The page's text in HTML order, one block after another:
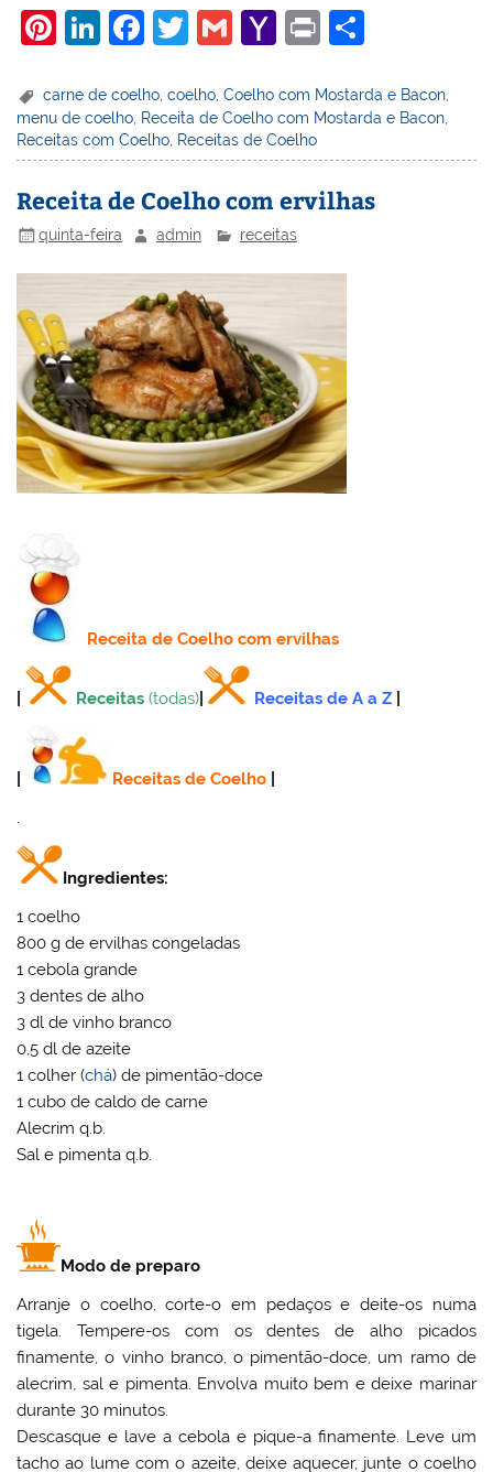
Pi
er
e
st
Li
k
e
dI
n
F
c
e
b
o
o
k
T
itt
er
G
ai
l
Y
h
o
o
M
ai
l
Pr
t
ar
e
carne de coelho ,coelho ,Coelho com Mostarda e Bacon
menu de coelho Receita de Coelho com Mostarda e Bacon
Receitas com Coelho Receitas de Coelho
Receita de Coelho com ervilhas
quinta-feira admin receitas
Receitade Coelho com ervilhas
Receitas (todas) Receitas de A a Z
Receitas de Coelho
.
Ingredientes:
1 coelho
800 g de ervilhas congeladas
1 cebola grande
3 dentes de alho
3 dl de vinho branco
0,5 dl de azeite
1 colher (chá) de pimentão-doce
1 cubo de caldo de carne
Alecrim q.b.
Sal e pimenta q.b.
Modo de preparo
Arranje o coelho, corte-o em pedaços e deite-os numa
tigela. Tempere-os com os dentes de alho picados
finamente, o vinho branco, o pimentão-doce, um ramo de
alecrim, sal e pimenta. Envolva muito bem e deixe marinar
durante 30 minutos.
Descasque e lave a cebola e pique-a finamente. Leve um
tacho ao lume com o azeite, deixe aquecer, junte o coelho